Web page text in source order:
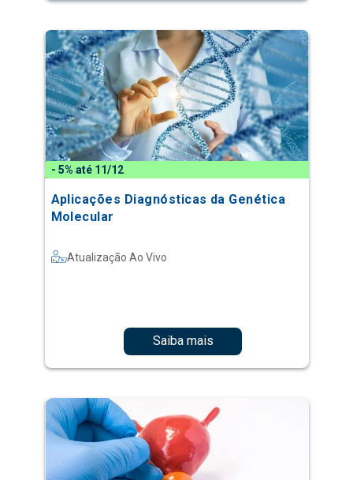
- 5% até 11/12
Aplicações Diagnósticas da Genética
Molecular
Atualização Ao Vivo
Saiba mais